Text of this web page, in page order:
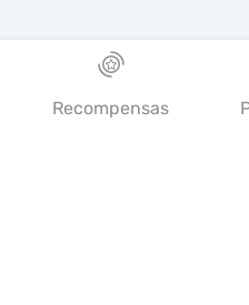
Recompensas